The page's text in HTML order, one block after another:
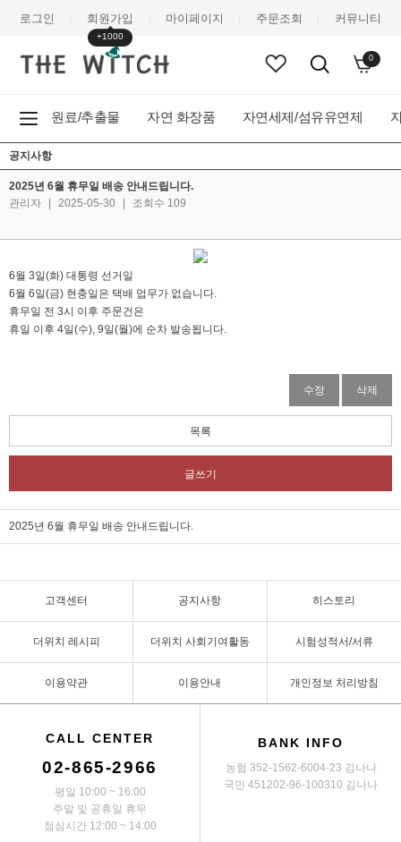
로그인 회원가입
+1000
마이페이지 주문조회 커뮤니티
0
원료/추출물 자연 화장품 자연세제/섬유유연제
공지사항
2025년 6월 휴무일 배송 안내드립니다.
관리자
2025-05-30 조회수 109
6월 3일(화) 대통령 선거일
6월 6일(금) 현충일은 택배 업무가 없습니다.
휴무일 전 3시 이후 주문건은
휴일 이후 4일(수), 9일(월)에 순차 발송됩니다.
수정 삭제
목록
글쓰기
2025년 6월 휴무일 배송 안내드립니다.
고객센터 공지사항 히스토리
더위치 레시피 더위치 사회기여활동 시험성적서/서류
이용약관 이용안내 개인정보 처리방침
CALL CENTER
02-865-2966
평일 10:00 ~ 16:00
주말 및 공휴일 휴무
점심시간 12:00 ~ 14:00
BANK INFO
농협 352-1562-6004-23 김나나
국민 451202-96-100310 김나나